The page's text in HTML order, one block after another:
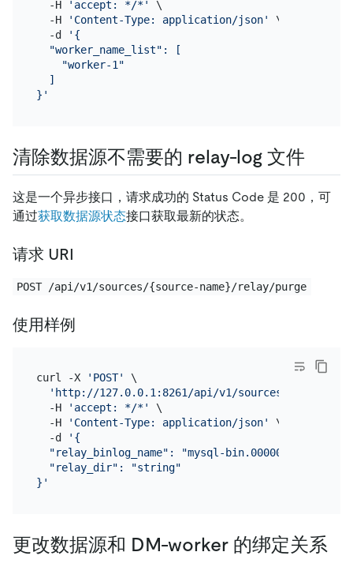
  -H
'accept: */*'
\
  -H
'Content-Type: application/json'
\
  -d
'{
  "worker_name_list": [
    "worker-1"
  ]
}'
清除数据源不需要的 relay-log 文件
这是一个异步接口，请求成功的 Status Code 是 200，可
通过获取数据源状态接口获取最新的状态。
请求 URI
POST /api/v1/sources/{source-name}/relay/purge
使用样例
curl -X 'POST'
\
'http://127.0.0.1:8261/api/v1/sources/mysql-01/
  -H
'accept: */*'
\
  -H
'Content-Type: application/json'
\
  -d
'{
  "relay_binlog_name": "mysql-bin.000002",
  "relay_dir": "string"
}'
更改数据源和 DM-worker 的绑定关系